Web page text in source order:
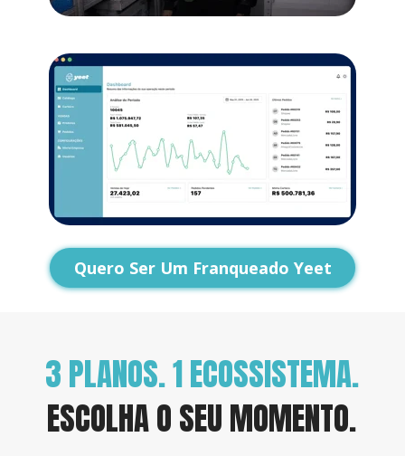
Quero Ser Um Franqueado Yeet
3 PLANOS. 1 ECOSSISTEMA.
ESCOLHA O SEU MOMENTO.